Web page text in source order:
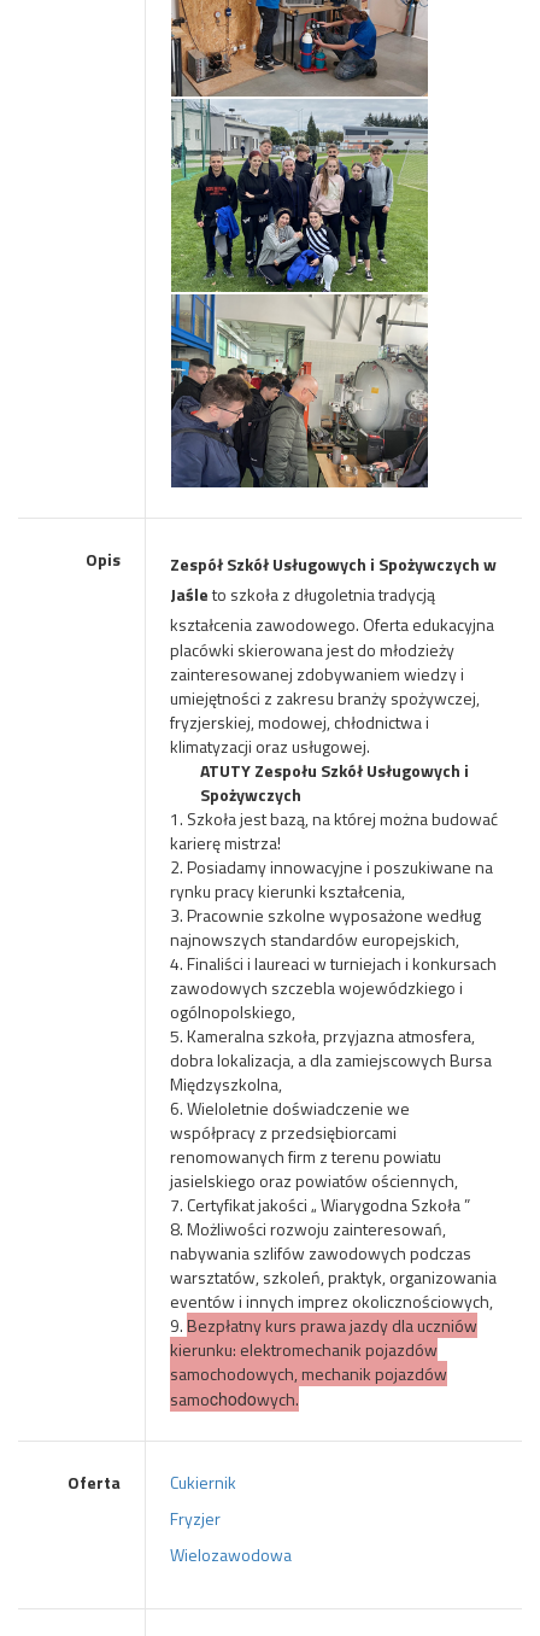
Opis
Zespół Szkół Usługowych i Spożywczych w
Jaśleto szkoła z długoletnia tradycją
kształceniazawodowego. Oferta edukacyjna
placówki skierowana jest do młodzieży
zainteresowanej zdobywaniem wiedzy i
umiejętności z zakresu branży spożywczej,
fryzjerskiej, modowej, chłodnictwa i
klimatyzacji oraz usługowej.
ATUTY Zespołu Szkół Usługowych i
Spożywczych
1. Szkoła jest bazą, na której można budować
karierę mistrza!
2. Posiadamy innowacyjne i poszukiwane na
rynku pracy kierunki kształcenia,
3. Pracownie szkolne wyposażone według
najnowszych standardów europejskich,
4. Finaliści i laureaci w turniejach i konkursach
zawodowych szczebla wojewódzkiego i
ogólnopolskiego,
5. Kameralna szkoła, przyjazna atmosfera,
dobra lokalizacja, a dla zamiejscowych Bursa
Międzyszkolna,
6. Wieloletnie doświadczenie we
współpracy z przedsiębiorcami
renomowanych firm z terenu powiatu
jasielskiego oraz powiatów ościennych,
7. Certyfikat jakości „ Wiarygodna Szkoła ”
8. Możliwości rozwoju zainteresowań,
nabywania szlifów zawodowych podczas
warsztatów, szkoleń, praktyk, organizowania
eventów i innych imprez okolicznościowych,
9. Bezpłatny kurs prawa jazdy dla uczniów
kierunku: elektromechanik pojazdów
samochodowych, mechanik pojazdów
samochodowych.
Oferta
Cukiernik
Fryzjer
Wielozawodowa